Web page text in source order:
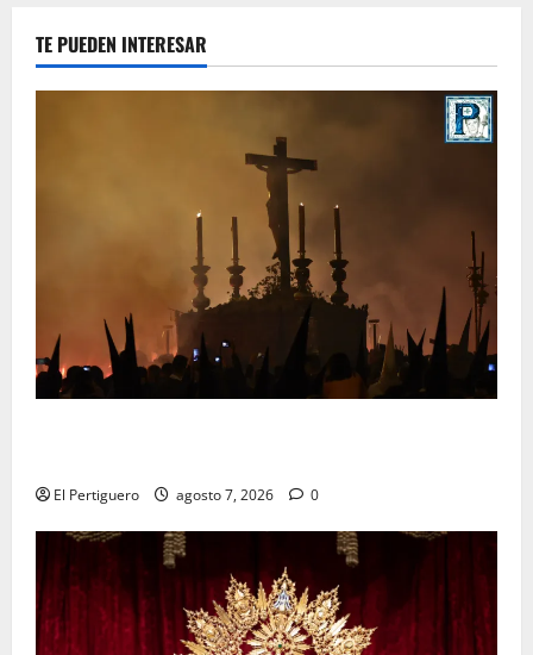
TE PUEDEN INTERESAR
El Pertiguero agosto 7, 2026 0